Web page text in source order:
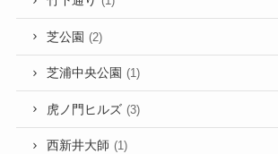
芝公園 (2)
芝浦中央公園 (1)
虎ノ門ヒルズ (3)
西新井大師 (1)